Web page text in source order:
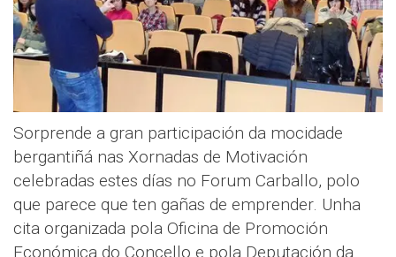
Sorprende a gran participación da mocidade
bergantiñá nas Xornadas de Motivación
celebradas estes días no Forum Carballo, polo
que parece que ten gañas de emprender. Unha
cita organizada pola Oficina de Promoción
Económica do Concello e pola Deputación da